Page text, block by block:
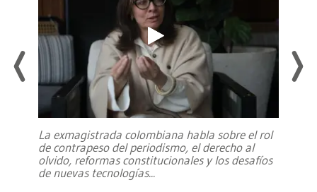
La exmagistrada colombiana habla sobre el rol
de contrapeso del periodismo, el derecho al
olvido, reformas constitucionales y los desafíos
de nuevas tecnologías...